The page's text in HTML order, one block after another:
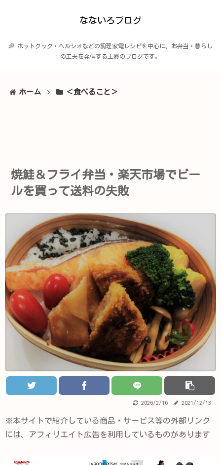
なないろブログ
🌈 ホットクック・ヘルシオなどの調理家電レシピを中心に、お弁当・暮らし
の工夫を発信する主婦のブログです。
ホーム ＜食べること＞
焼鮭＆フライ弁当・楽天市場でビー
ルを買って送料の失敗
2026/2/16 2021/12/13
※本サイトで紹介している商品・サービス等の外部リンク
には、アフィリエイト広告を利用しているものがあります